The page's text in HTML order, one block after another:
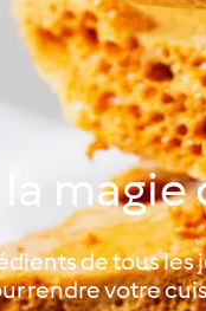
de tous
rendre votre